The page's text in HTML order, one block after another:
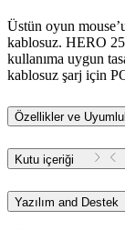
Üstün oyun
kablosuz. HERO
kullanıma uygun
kablosuz şarj için
Özellikler ve
Kutu içeriği
Yazılım and Destek